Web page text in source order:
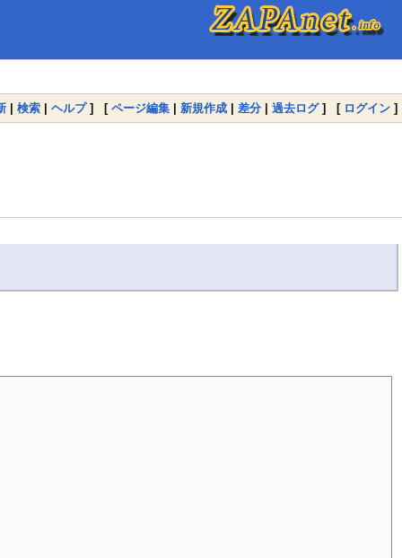
| 検索 | ヘルプ] [ ページ編集 | 新規作成 | 差分 | 過去ログ] [ ログイン ]